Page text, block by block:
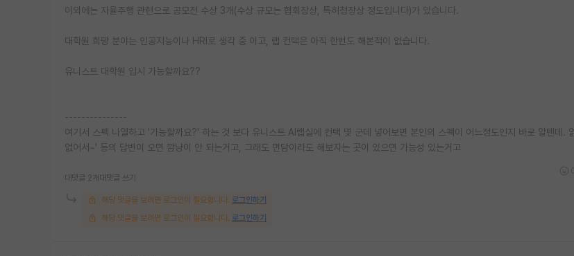
이외에는 자율주행 관련으로 공모전 수상 3개(수상 규모는 협회장상, 특허청장상 정도입니다)가 있습니다.
대학원 희망 분야는 인공지능이나 HRI로 생각 중 이고, 랩 컨택은 아직 한번도 해본적이 없습니다.
유니스트 대학원 입시 가능할까요??
---------------
여기서 스펙 나열하고 '가능할까요?' 하는 것 보다 유니스트 AI랩실에 컨택 몇 군데 넣어보면 본인의 스펙이 어느정도인지 바로 알텐데.
없어서~' 등의 답변이 오면 깜냥이 안 되는거고, 그래도 면담이라도 해보자는 곳이 있으면 가능성 있는거고
대댓글 2개 대댓글 쓰기
해당 댓글을 보려면 로그인이 필요합니다. 로그인하기
해당 댓글을 보려면 로그인이 필요합니다. 로그인하기